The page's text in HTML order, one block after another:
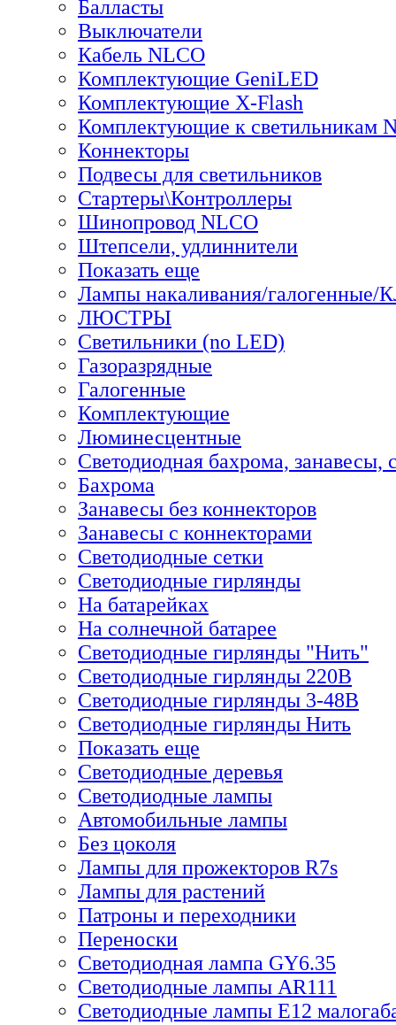
Балласты
Выключатели
Кабель NLCO
Комплектующие GeniLED
Комплектующие X-Flash
Комплектующие к светильникам
Коннекторы
Подвесы для светильников
Стартеры\Контроллеры
Шинопровод NLCO
Штепсели, удлиннители
Показать еще
Лампы накаливания/галогенные/
ЛЮСТРЫ
Светильники (no LED)
Газоразрядные
Галогенные
Комплектующие
Люминесцентные
Светодиодная бахрома, занавесы,
Бахрома
Занавесы без коннекторов
Занавесы с коннекторами
Светодиодные сетки
Светодиодные гирлянды
На батарейках
На солнечной батарее
Светодиодные гирлянды "Нить"
Светодиодные гирлянды 220В
Светодиодные гирлянды 3-48В
Светодиодные гирлянды Нить
Показать еще
Светодиодные деревья
Светодиодные лампы
Автомобильные лампы
Без цоколя
Лампы для прожекторов R7s
Лампы для растений
Патроны и переходники
Переноски
Светодиодная лампа GY6.35
Светодиодные лампы AR111
Светодиодные лампы E12